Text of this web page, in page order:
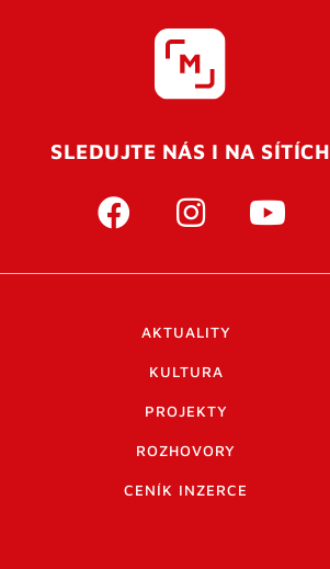
SLEDUJTE NÁS I NA SÍTÍCH
AKTUALITY
KULTURA
PROJEKTY
ROZHOVORY
CENÍK INZERCE